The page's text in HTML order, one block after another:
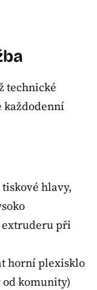
technické
každodenní
hlavy,
extruderu při
horní plexisklo
komunity)